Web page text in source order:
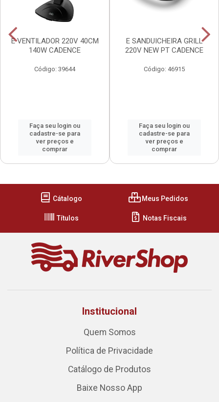
E VENTILADOR 220V 40CM
140W CADENCE
Código: 39644
Faça seu login ou
cadastre-se para
ver preços e
comprar
E SANDUICHEIRA GRILL
220V NEW PT CADENCE
Código: 46915
Faça seu login ou
cadastre-se para
ver preços e
comprar
Cátalogo Meus Pedidos
Títulos Notas Fiscais
Institucional
Quem Somos
Política de Privacidade
Catálogo de Produtos
Baixe Nosso App